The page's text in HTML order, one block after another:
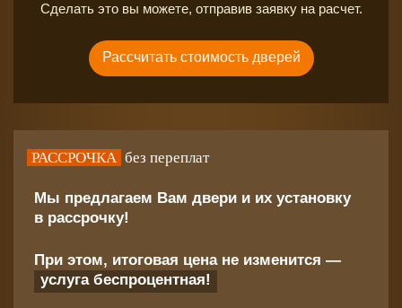
Сделать это вы можете, отправив заявку на расчет.
Рассчитать стоимость дверей
РАССРОЧКА без переплат
Мы предлагаем Вам двери и их установку
в рассрочку!
При этом, итоговая цена не изменится —
услуга беспроцентная!